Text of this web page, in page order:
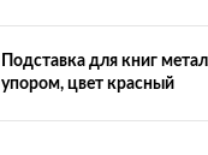
Подставка для книг
упором, цвет красный